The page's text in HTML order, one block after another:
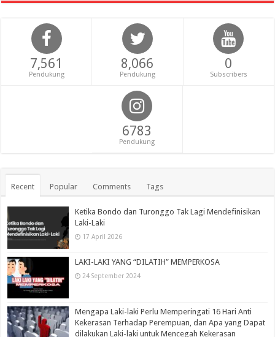
7,561
Pendukung
8,066
Pendukung
0
Subscribers
6783
Pendukung
Recent Popular Comments Tags
Ketika Bondo dan Turonggo Tak Lagi Mendefinisikan
Laki-Laki
17 April 2026
LAKI-LAKI YANG “DILATIH” MEMPERKOSA
24 September 2024
Mengapa Laki-laki Perlu Memperingati 16 Hari Anti
Kekerasan Terhadap Perempuan, dan Apa yang Dapat
dilakukan Laki-laki untuk Mencegah Kekerasan